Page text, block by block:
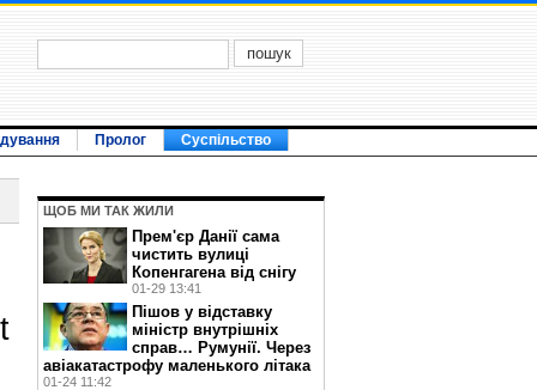
Пролог Суспільство
ЩОБ МИ ТАК ЖИЛИ
Прем'єр Данії сама
чистить вулиці
Копенгагена від снігу
01-29 13:41
Пішов у відставку
міністр внутрішніх
справ… Румунії. Через
авіакатастрофу маленького літака
01-24 11:42